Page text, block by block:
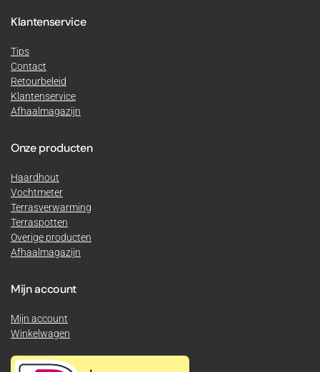
Klantenservice
Tips
Contact
Retourbeleid
Klantenservice
Afhaalmagazijn
Onze producten
Haardhout
Vochtmeter
Terrasverwarming
Terraspotten
Overige producten
Afhaalmagazijn
Mijn account
Mijn account
Winkelwagen